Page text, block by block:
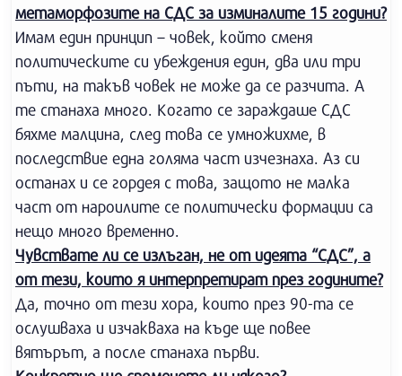
метаморфозите на СДС за изминалите 15 години?
Имам един принцип – човек, който сменя
политическите си убеждения един, два или три
пъти, на такъв човек не може да се разчита. А
те станаха много. Когато се зараждаше СДС
бяхме малцина, след това се умножихме, в
последствие една голяма част изчезнаха. Аз си
останах и се гордея с това, защото не малка
част от нароилите се политически формации са
нещо много временно.
Чувствате ли се излъган, не от идеята “СДС”, а
от тези, които я интерпретират през годините?
Да, точно от тези хора, които през 90-та се
ослушваха и изчакваха на къде ще повее
вятърът, а после станаха първи.